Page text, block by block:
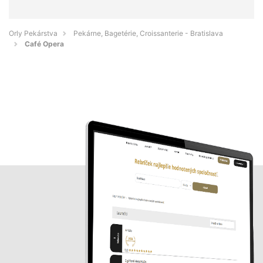
Orly Pekárstva
Pekárne, Bagetérie, Croissanterie - Bratislava
Café Opera